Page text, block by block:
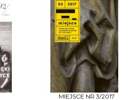
MIEJSCE NR 3/2017